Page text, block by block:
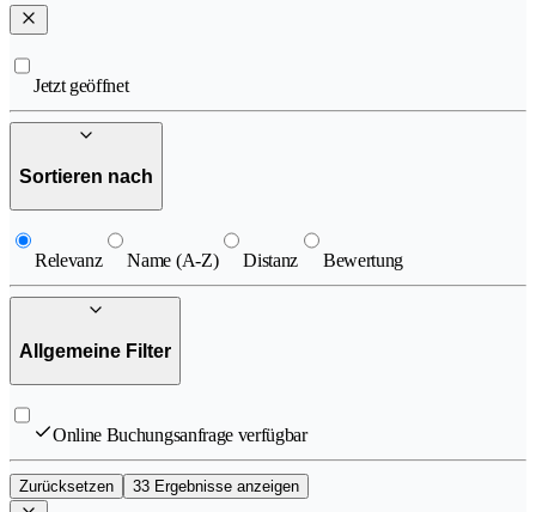
Jetzt geöffnet
Sortieren nach
Relevanz Name (A-Z) Distanz Bewertung
Allgemeine Filter
Online Buchungsanfrage verfügbar
Zurücksetzen 33 Ergebnisse anzeigen